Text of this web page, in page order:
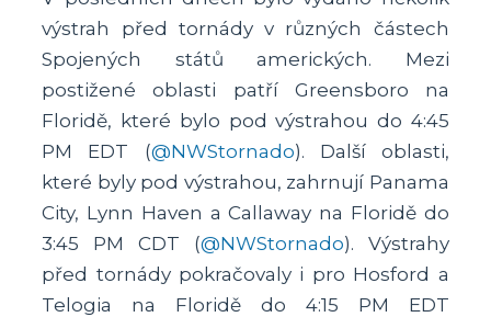
výstrah před tornády v různých částech
Spojených států amerických. Mezi
postižené oblasti patří Greensboro na
Floridě, které bylo pod výstrahou do 4:45
PM EDT (@NWStornado). Další oblasti,
které byly pod výstrahou, zahrnují Panama
City, Lynn Haven a Callaway na Floridě do
3:45 PM CDT (@NWStornado). Výstrahy
před tornády pokračovaly i pro Hosford a
Telogia na Floridě do 4:15 PM EDT